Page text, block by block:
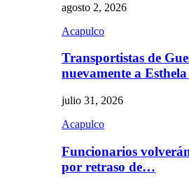
agosto 2, 2026
Acapulco
Transportistas de
nuevamente a
julio 31, 2026
Acapulco
Funcionarios
por retraso de…